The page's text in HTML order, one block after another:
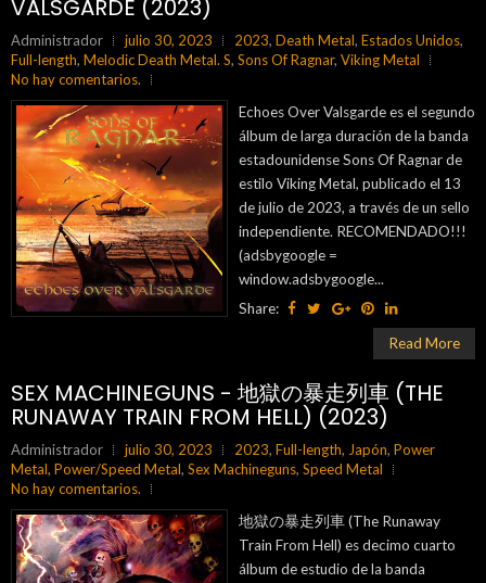
VALSGARDE (2023)
Administrador julio 30, 2023 2023, Death Metal, Estados Unidos,
Full-length, Melodic Death Metal. S, Sons Of Ragnar, Viking Metal
No hay comentarios.
Echoes Over Valsgarde es el segundo
álbum de larga duración de la banda
estadounidense Sons Of Ragnar de
estilo Viking Metal, publicado el 13
de julio de 2023, a través de un sello
independiente. RECOMENDADO!!!
(adsbygoogle =
window.adsbygoogle...
Share:
Read More
SEX MACHINEGUNS - 地獄の暴走列車 (THE
RUNAWAY TRAIN FROM HELL) (2023)
Administrador julio 30, 2023 2023, Full-length, Japón, Power
Metal, Power/Speed Metal, Sex Machineguns, Speed Metal
No hay comentarios.
地獄の暴走列車 (The Runaway
Train From Hell) es decimo cuarto
álbum de estudio de la banda